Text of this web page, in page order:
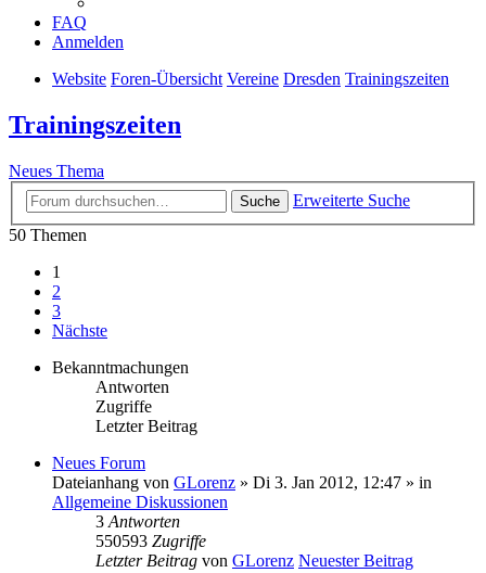
FAQ
Anmelden
Website Foren-Übersicht Vereine Dresden Trainingszeiten
Trainingszeiten
Neues Thema
Suche
Erweiterte Suche
50 Themen
1
2
3
Nächste
Bekanntmachungen
Antworten
Zugriffe
Letzter Beitrag
Neues Forum
Dateianhang von GLorenz » Di 3. Jan 2012, 12:47 » in
Allgemeine Diskussionen
3 Antworten
550593 Zugriffe
Letzter Beitrag von GLorenz Neuester Beitrag